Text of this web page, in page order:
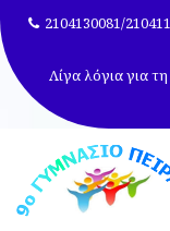
στο
περιεχόμενο
2104130081/
Λίγα λόγια για